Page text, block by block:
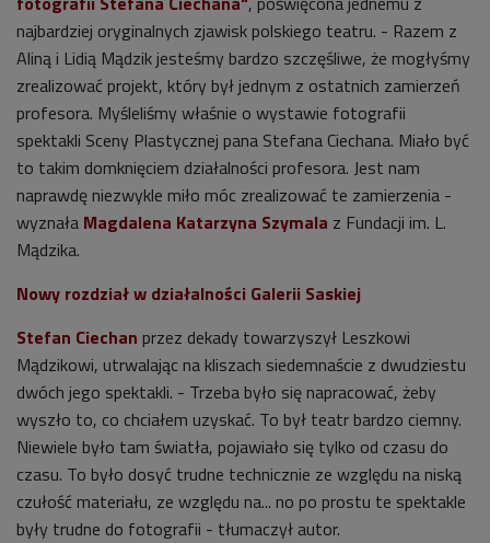
najbardziej oryginalnych zjawisk polskiego teatru. - Razem z
Aliną i Lidią Mądzik jesteśmy bardzo szczęśliwe, że mogłyśmy
zrealizować projekt, który był jednym z ostatnich zamierzeń
profesora. Myśleliśmy właśnie o wystawie fotografii
spektakli Sceny Plastycznej pana Stefana Ciechana. Miało być
to takim domknięciem działalności profesora. Jest nam
naprawdę niezwykle miło móc zrealizować te zamierzenia -
wyznała Magdalena Katarzyna Szymala z Fundacji im. L.
Mądzika.
Nowy rozdział w działalności Galerii Saskiej
Stefan Ciechan przez dekady towarzyszył Leszkowi
Mądzikowi, utrwalając na kliszach siedemnaście z dwudziestu
dwóch jego spektakli. - Trzeba było się napracować, żeby
wyszło to, co chciałem uzyskać. To był teatr bardzo ciemny.
Niewiele było tam światła, pojawiało się tylko od czasu do
czasu. To było dosyć trudne technicznie ze względu na niską
czułość materiału, ze względu na... no po prostu te spektakle
były trudne do fotografii - tłumaczył autor.